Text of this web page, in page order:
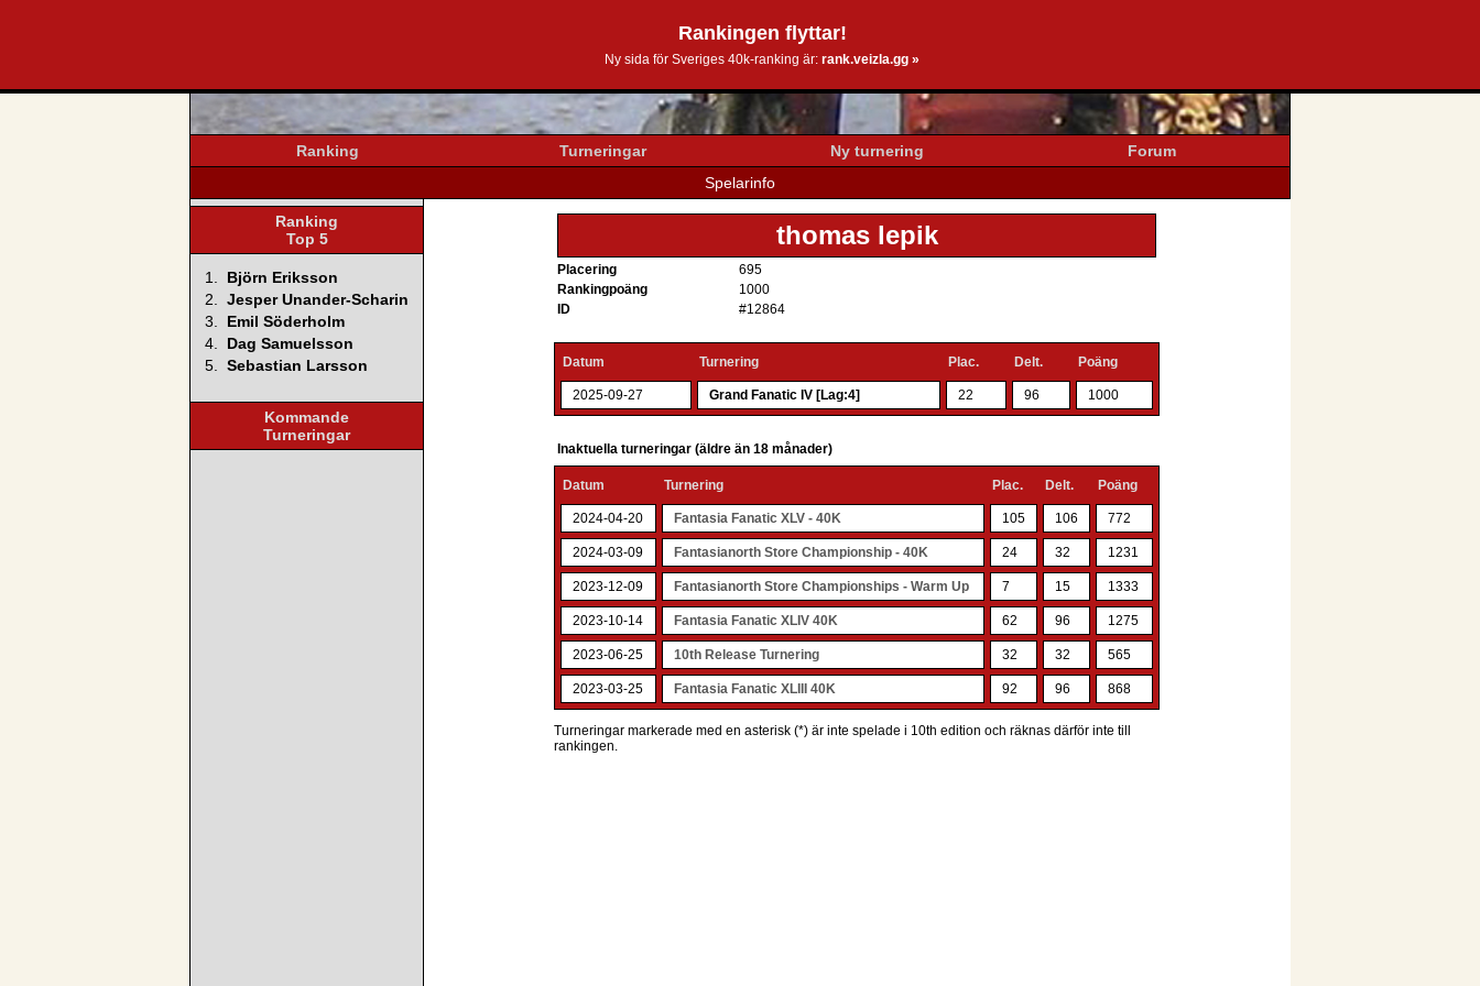
Rankingen flyttar!
Ny sida för Sveriges 40k-ranking är: rank.veizla.gg »
svenska40k.se
Ranking Turneringar Ny turnering
Forum
Spelarinfo
Ranking
Top 5
1.
Björn Eriksson
2. Jesper Unander-Scharin
3.
Emil Söderholm
4.
Dag Samuelsson
5. Sebastian Larsson
Kommande
Turneringar
thomas lepik
Placering
695
Rankingpoäng
1000
ID
#12864
Datum Turnering Plac. Delt. Poäng
2025-09-27 Grand Fanatic IV [Lag:4] 22 96 1000
Inaktuella turneringar (äldre än 18 månader)
Datum Turnering Plac. Delt. Poäng
2024-04-20 Fantasia Fanatic XLV - 40K 105 106 772
2024-03-09 Fantasianorth Store Championship - 40K 24 32 1231
2023-12-09 Fantasianorth Store Championships - Warm Up 7 15 1333
2023-10-14 Fantasia Fanatic XLIV 40K 62 96 1275
2023-06-25 10th Release Turnering 32 32 565
2023-03-25 Fantasia Fanatic XLIII 40K 92 96 868
Turneringar markerade med en asterisk (*) är inte spelade i 10th edition och räknas därför inte till
rankingen.